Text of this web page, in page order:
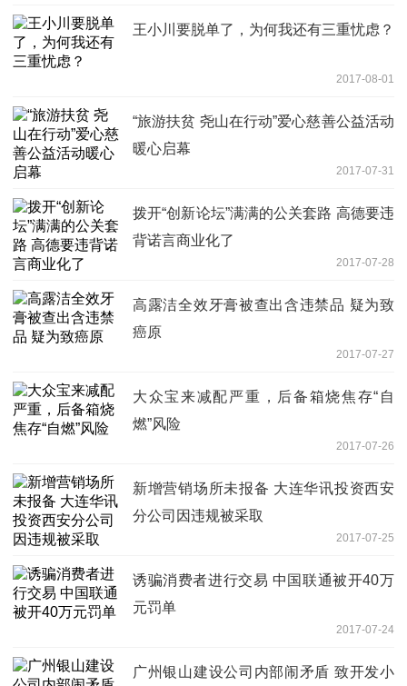
王小川要脱单了，为何我还有三重忧虑？
2017-08-01
“旅游扶贫 尧山在行动”爱心慈善公益活动
暖心启幕
2017-07-31
拨开“创新论坛”满满的公关套路 高德要违
背诺言商业化了
2017-07-28
高露洁全效牙膏被查出含违禁品 疑为致
癌原
2017-07-27
大众宝来减配严重，后备箱烧焦存“自
燃”风险
2017-07-26
新增营销场所未报备 大连华讯投资西安
分公司因违规被采取
2017-07-25
诱骗消费者进行交易 中国联通被开40万
元罚单
2017-07-24
广州银山建设公司内部闹矛盾 致开发小